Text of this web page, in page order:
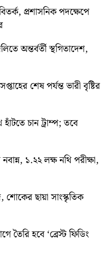
প্রশাসনিক পদক্ষেপে
অন্তর্বর্তী স্থগিতাদেশ,
শেষ পর্যন্ত ভারী বৃষ্টির
চান ট্রাম্প; তবে
১.২২ লক্ষ নথি পরীক্ষা,
শোকের ছায়া সাংস্কৃতিক
তৈরি হবে ‘ব্রেস্ট ফিডিং